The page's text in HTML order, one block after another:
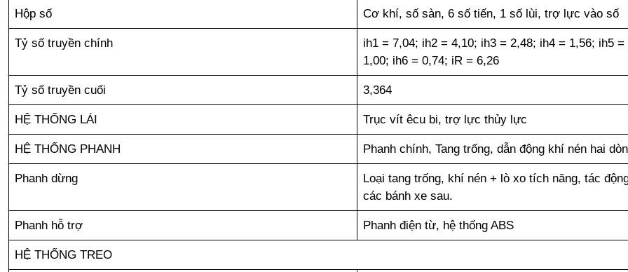
Hộp số Cơ khí, số sàn, 6 số tiến, 1 số lùi, trợ lực vào số
Tỷ số truyền chính
ih1 = 7,04; ih2 = 4,10; ih3 = 2,48; ih4 = 1,56; ih5 =
1,00; ih6 = 0,74; iR = 6,26
Tỷ số truyền cuối 3,364
HỆ THỐNG LÁI Trục vít êcu bi, trợ lực thủy lực
HỆ THỐNG PHANH Phanh chính, Tang trống, dẫn động khí nén hai
Phanh dừng
Loại tang trống, khí nén + lò xo tích năng, tác
các bánh xe sau.
Phanh hỗ trợ Phanh điện từ, hệ thống ABS
HỆ THỐNG TREO